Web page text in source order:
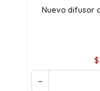
Nuevo difusor
-